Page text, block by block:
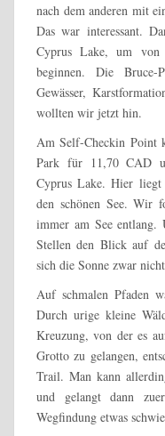
nach dem anderen mit
Das war interessant.
Cyprus Lake, um
beginnen. Die
Gewässer,
wollten wir jetzt hin.
Am Self-Checkin Point
Park für 11,70 CAD
Cyprus Lake. Hier
den schönen See. Wir
immer am See entlang.
Stellen den Blick auf
sich die Sonne zwar
Auf schmalen Pfaden
Durch urige kleine
Kreuzung, von der es
Grotto zu gelangen,
Trail. Man kann
und gelangt dann
Wegfindung etwas